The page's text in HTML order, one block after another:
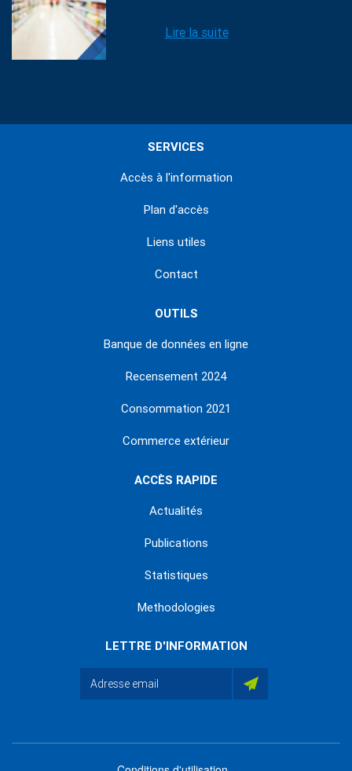
Lire la suite
SERVICES
Accès à l'information
Plan d'accès
Liens utiles
Contact
OUTILS
Banque de données en ligne
Recensement 2024
Consommation 2021
Commerce extérieur
ACCÈS RAPIDE
Actualités
Publications
Statistiques
Methodologies
LETTRE D'INFORMATION